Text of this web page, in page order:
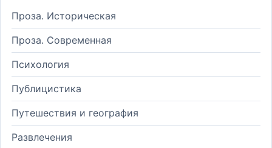
Проза. Историческая
Проза. Современная
Психология
Публицистика
Путешествия и география
Развлечения